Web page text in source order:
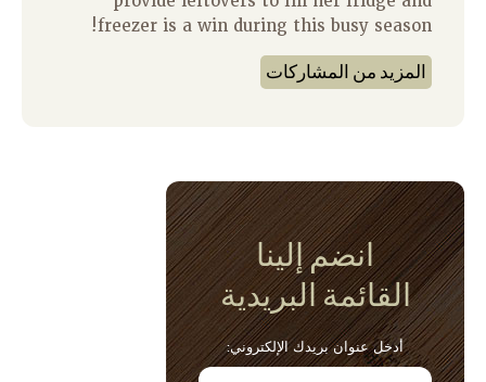
freezer is a win during this busy season!
المزيد من المشاركات
انضم إلينا
القائمة البريدية
أدخل عنوان بريدك الإلكتروني: